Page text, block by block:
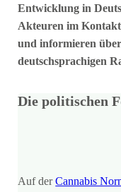
Entwicklung in
Akteuren im
und informieren
deutschsprachigen
Die politischen
Auf derCannabis